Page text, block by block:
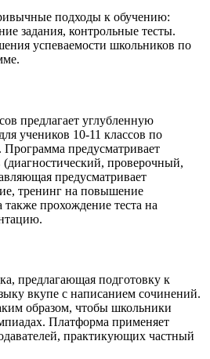
подходы к обучению:
задания, контрольные тесты.
успеваемости школьников по
предлагает углубленную
учеников 10-11 классов по
предусматривает
(диагностический, проверочный,
предусматривает
тренинг на повышение
также прохождение теста на
предлагающая подготовку к
вкупе с написанием сочинений.
образом, чтобы школьники
Платформа применяет
практикующих частный